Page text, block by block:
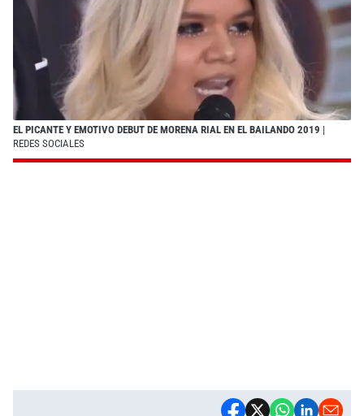
EL PICANTE Y EMOTIVO DEBUT DE MORENA RIAL EN EL BAILANDO 2019 |
REDES SOCIALES